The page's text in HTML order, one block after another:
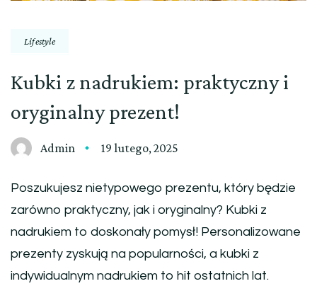
Lifestyle
Kubki z nadrukiem: praktyczny i
oryginalny prezent!
Admin 19 lutego, 2025
Poszukujesz nietypowego prezentu, który będzie
zarówno praktyczny, jak i oryginalny? Kubki z
nadrukiem to doskonały pomysł! Personalizowane
prezenty zyskują na popularności, a kubki z
indywidualnym nadrukiem to hit ostatnich lat.